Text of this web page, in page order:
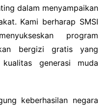
dalam menyampaikan
Kami berharap SMSI
program
bergizi gratis yang
generasi muda
keberhasilan negara